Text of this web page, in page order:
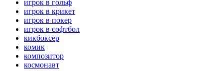
игрок в гольф
игрок в крикет
игрок в покер
игрок в софтбол
кикбоксер
комик
композитор
космонавт